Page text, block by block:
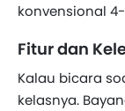
konvensional
Fitur dan
Kalau bicara
kelasnya.